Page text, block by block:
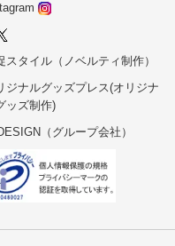
スタイル（ノベルティ制作）
ジナルグッズプレス(オリジナ
ッズ制作)
（グループ会社）